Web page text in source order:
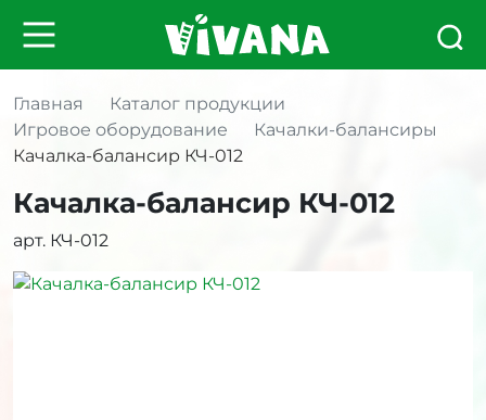
Главная
Каталог продукции
Игровое оборудование
Качалки-балансиры
Качалка-балансир КЧ-012
Качалка-балансир КЧ-012
арт. КЧ-012